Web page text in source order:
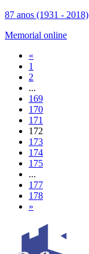
87 anos (1931 - 2018)
Memorial online
«
1
2
...
169
170
171
172
173
174
175
...
177
178
»